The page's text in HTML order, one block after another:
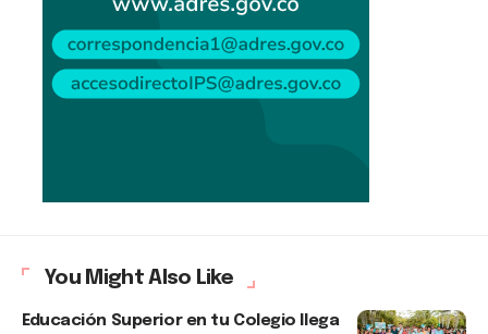
You Might Also Like
Educación Superior en tu Colegio llega